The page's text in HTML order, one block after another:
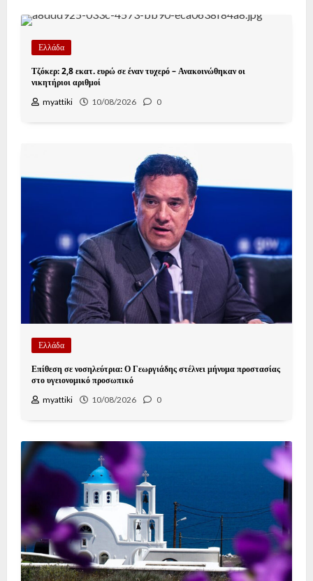
Ελλάδα
Τζόκερ: 2,8 εκατ. ευρώ σε έναν τυχερό – Ανακοινώθηκαν οι
νικητήριοι αριθμοί
myattiki 10/08/2026 0
Ελλάδα
Επίθεση σε νοσηλεύτρια: Ο Γεωργιάδης στέλνει μήνυμα προστασίας
στο υγειονομικό προσωπικό
myattiki 10/08/2026 0